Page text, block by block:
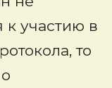
к участию в
то